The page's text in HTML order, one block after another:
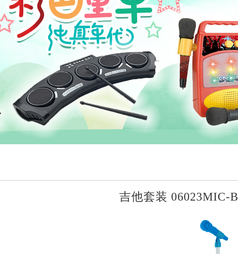
吉他套装 06023MIC-B